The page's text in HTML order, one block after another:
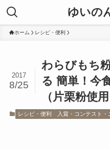
ゆいの
ホーム レシピ・便利
わらびもち
る 簡単！今
（片栗粉使用
2017
8/25
レシピ・便利 入賞・コンテスト・